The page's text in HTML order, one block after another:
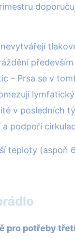
– Prsa se v
v posledních
a podpoří
teploty (aspoň
pro potřeby